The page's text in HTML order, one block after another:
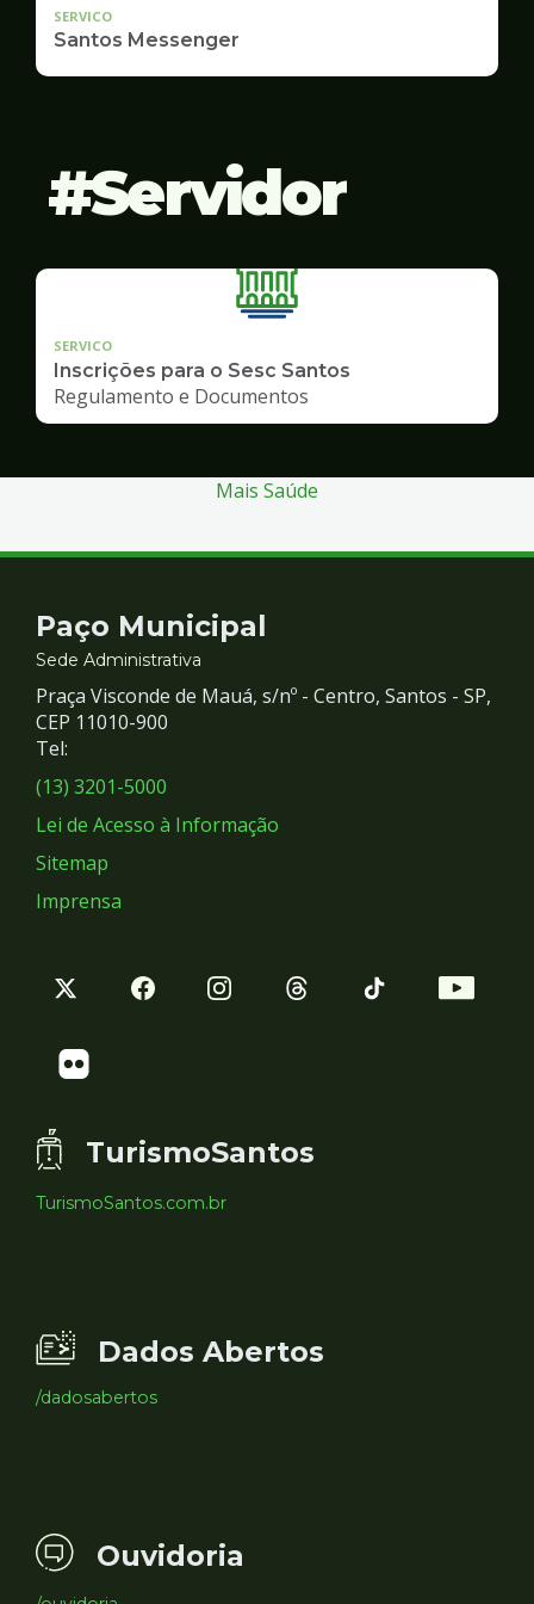
SERVICO
Santos Messenger
Servidor
SERVICO
Inscrições para o Sesc Santos
Regulamento e Documentos
Mais Saúde
Contato
e
Redes
Sociais
Paço Municipal
Sede Administrativa
Praça Visconde de Mauá, s/nº - Centro, Santos - SP,
CEP 11010-900
Tel:
(13) 3201-5000
Lei de Acesso à Informação
Sitemap
Imprensa
TurismoSantos
TurismoSantos.com.br
Dados Abertos
/dadosabertos
Ouvidoria